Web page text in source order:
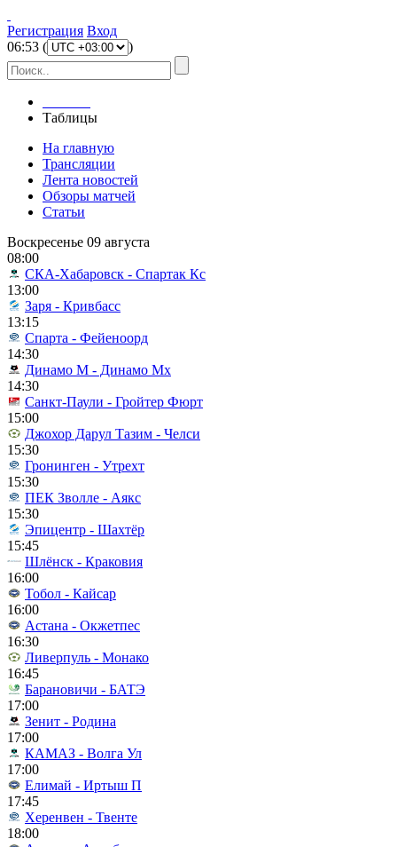
Регистрация Вход
06:53 ( )
Таблицы
На главную
Трансляции
Лента новостей
Обзоры матчей
Статьи
Воскресенье 09 августа
08:00
СКА-Хабаровск - Спартак Кс
13:00
Заря - Кривбасс
13:15
Спарта - Фейеноорд
14:30
Динамо М - Динамо Мх
14:30
Санкт-Паули - Гройтер Фюрт
15:00
Джохор Дарул Тазим - Челси
15:30
Гронинген - Утрехт
15:30
ПЕК Зволле - Аякс
15:30
Эпицентр - Шахтёр
15:45
Шлёнск - Краковия
16:00
Тобол - Кайсар
16:00
Астана - Окжетпес
16:30
Ливерпуль - Монако
16:45
Барановичи - БАТЭ
17:00
Зенит - Родина
17:00
КАМАЗ - Волга Ул
17:00
Елимай - Иртыш П
17:45
Херенвен - Твенте
18:00